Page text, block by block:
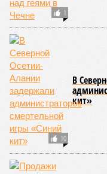
1
10
В
кит»